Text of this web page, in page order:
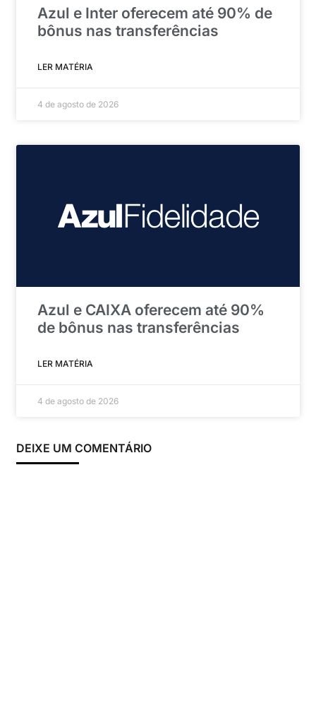
Azul e Inter oferecem até 90% de
bônus nas transferências
LER MATÉRIA
4 de agosto de 2026
Azul e CAIXA oferecem até 90%
de bônus nas transferências
LER MATÉRIA
4 de agosto de 2026
DEIXE UM COMENTÁRIO